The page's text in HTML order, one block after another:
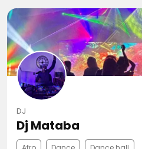
DJ
Dj Mataba